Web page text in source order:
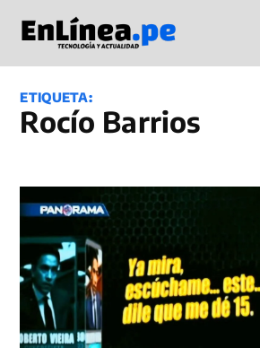
contenido
en
ETIQUETA:
Rocío Barrios